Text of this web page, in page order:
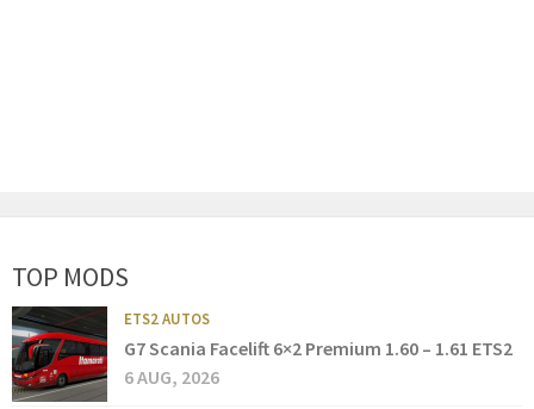
TOP MODS
ETS2 AUTOS
G7 Scania Facelift 6×2 Premium 1.60 – 1.61 ETS2
6 AUG, 2026